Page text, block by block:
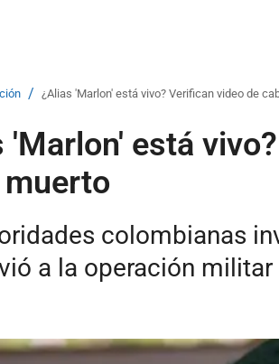
/ ¿Alias 'Marlon' está vivo? Verifican video de
'Marlon' está
colombianas
a la operación militar